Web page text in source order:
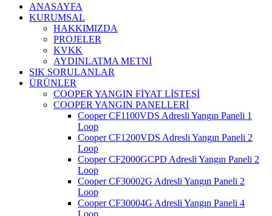
ANASAYFA
KURUMSAL
HAKKIMIZDA
PROJELER
KVKK
AYDINLATMA METNİ
SIK SORULANLAR
ÜRÜNLER
COOPER YANGIN FİYAT LİSTESİ
COOPER YANGIN PANELLERİ
Cooper CF1100VDS Adresli Yangın Paneli 1
Loop
Cooper CF1200VDS Adresli Yangın Paneli 2
Loop
Cooper CF2000GCPD Adresli Yangın Paneli 2
Loop
Cooper CF30002G Adresli Yangın Paneli 2
Loop
Cooper CF30004G Adresli Yangın Paneli 4
Loop